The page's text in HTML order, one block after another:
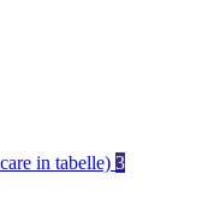
in tabelle) 3